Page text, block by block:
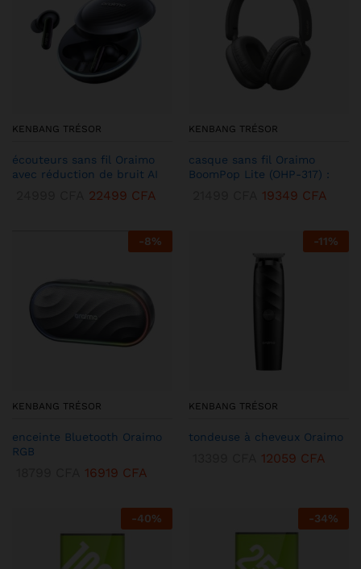
KENBANG TRÉSOR
écouteurs sans fil Oraimo
avec réduction de bruit AI
22499 CFA
KENBANG TRÉSOR
casque sans fil Oraimo
BoomPop Lite (OHP-317) :
19349 CFA
-8%
KENBANG TRÉSOR
enceinte Bluetooth Oraimo
RGB
16919 CFA
-11%
KENBANG TRÉSOR
tondeuse à cheveux Oraimo
12059 CFA
-40% -34%